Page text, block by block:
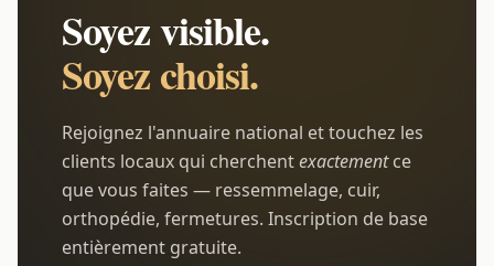
Soyez visible.
Soyez choisi.
Rejoignez l'annuaire national et touchez les
clients locaux qui cherchentexactementce
que vous faites — ressemmelage, cuir,
orthopédie, fermetures. Inscription de base
entièrement gratuite.